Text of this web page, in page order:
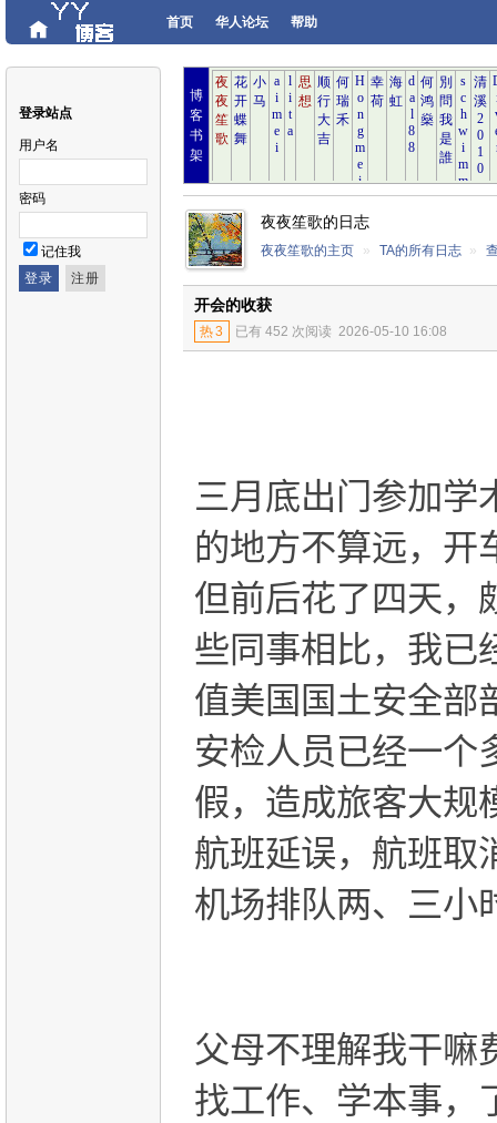
首页 华人论坛 帮助
登录站点
用户名
密码
记住我
博
客
书
架
夜夜笙歌的日志
夜夜笙歌的主页 » TA的所有日志 »
开会的收获
热3 已有 452 次阅读 2026-05-10 16:08
三月底出门参加学
的地方不算远，开
但前后花了四天，
些同事相比，我已
值美国国土安全部
安检人员已经一个
假，造成旅客大规
航班延误，航班取
机场排队两、三小
父母不理解我干嘛
找工作、学本事，